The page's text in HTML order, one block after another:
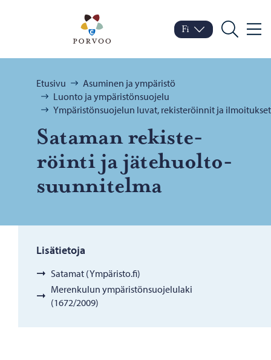
Porvoo – Siirry
Vaihda kieltä
Nykyinen kieli: Suomi
Fi
Hae
Selaa:
Etusivu
Asuminen ja ympäristö
Luonto ja ympäristönsuojelu
Ympäristönsuojelun luvat, rekisteröinnit ja ilmoitukset
Sa­ta­man re­kis­te­
röin­ti ja jä­te­huol­to­
suun­ni­tel­ma
Lisätietoja
Satamat (Ympäristo.fi)
Merenkulun ympäristönsuojelulaki
(1672/2009)